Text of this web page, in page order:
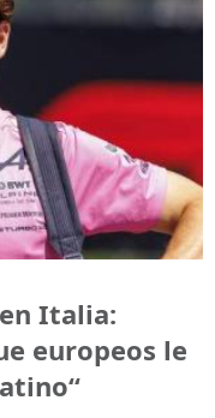
Italia:
europeos le